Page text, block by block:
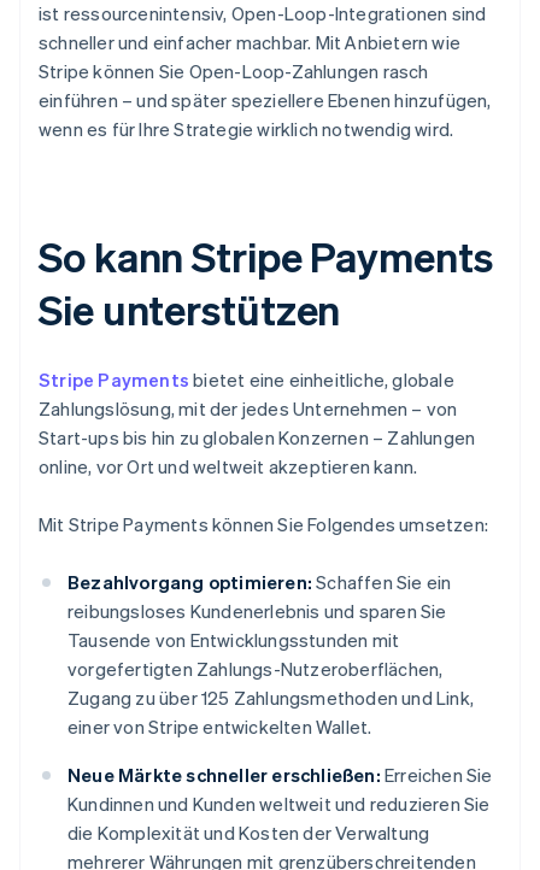
ist ressourcenintensiv, Open-Loop-Integrationen sind
schneller und einfacher machbar. Mit Anbietern wie
Stripe können Sie Open-Loop-Zahlungen rasch
einführen – und später speziellere Ebenen hinzufügen,
wenn es für Ihre Strategie wirklich notwendig wird.
So kann Stripe Payments
Sie unterstützen
Stripe Payments bietet eine einheitliche, globale
Zahlungslösung, mit der jedes Unternehmen – von
Start-ups bis hin zu globalen Konzernen – Zahlungen
online, vor Ort und weltweit akzeptieren kann.
Mit Stripe Payments können Sie Folgendes umsetzen:
Bezahlvorgang optimieren: Schaffen Sie ein
reibungsloses Kundenerlebnis und sparen Sie
Tausende von Entwicklungsstunden mit
vorgefertigten Zahlungs-Nutzeroberflächen,
Zugang zu über 125 Zahlungsmethoden und Link,
einer von Stripe entwickelten Wallet.
Neue Märkte schneller erschließen: Erreichen Sie
Kundinnen und Kunden weltweit und reduzieren Sie
die Komplexität und Kosten der Verwaltung
mehrerer Währungen mit grenzüberschreitenden